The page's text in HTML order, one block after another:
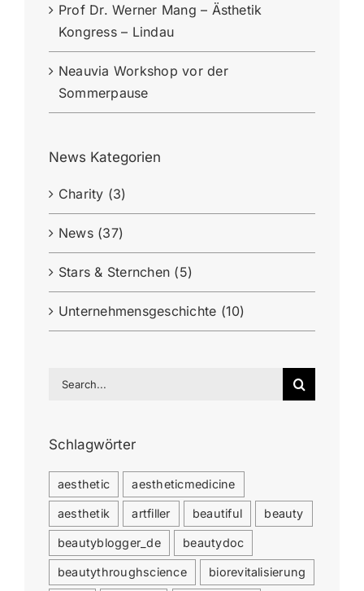
Prof Dr. Werner Mang – Ästhetik
Kongress – Lindau
Neauvia Workshop vor der
Sommerpause
News Kategorien
Charity (3)
News (37)
Stars & Sternchen (5)
Unternehmensgeschichte (10)
Search
Schlagwörter
aesthetic aestheticmedicine
aesthetik artfiller beautiful beauty
beautyblogger_de beautydoc
beautythroughscience biorevitalisierung